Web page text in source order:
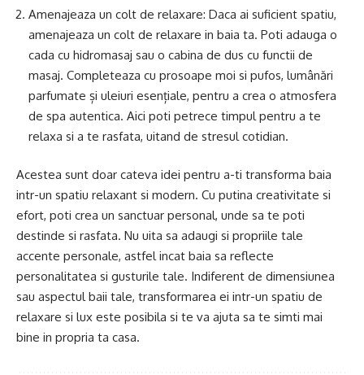
Amenajeaza un colt de relaxare: Daca ai suficient spatiu,
amenajeaza un colt de relaxare in baia ta. Poti adauga o
cada cu hidromasaj sau o cabina de dus cu functii de
masaj. Completeaza cu prosoape moi si pufos, lumânări
parfumate și uleiuri esențiale, pentru a crea o atmosfera
de spa autentica. Aici poti petrece timpul pentru a te
relaxa si a te rasfata, uitand de stresul cotidian.
Acestea sunt doar cateva idei pentru a-ti transforma baia
intr-un spatiu relaxant si modern. Cu putina creativitate si
efort, poti crea un sanctuar personal, unde sa te poti
destinde si rasfata. Nu uita sa adaugi si propriile tale
accente personale, astfel incat baia sa reflecte
personalitatea si gusturile tale. Indiferent de dimensiunea
sau aspectul baii tale, transformarea ei intr-un spatiu de
relaxare si lux este posibila si te va ajuta sa te simti mai
bine in propria ta casa.